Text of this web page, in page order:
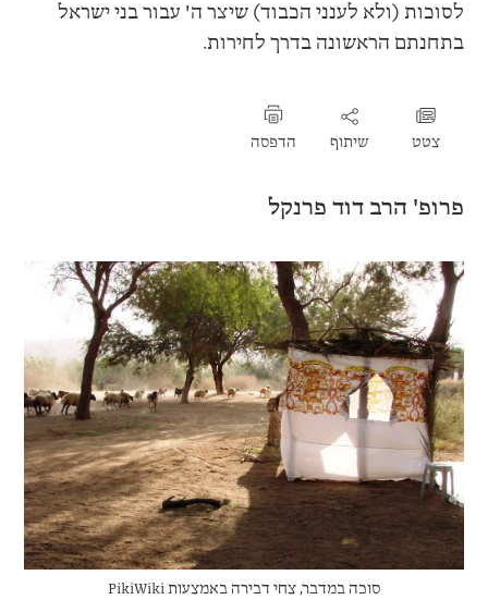
לסוכות (ולא לענני הכבוד) שיצר ה' עבור בני ישראל
בתחנתם הראשונה בדרך לחירות.
הדפסה שיתוף צטט
פרופ' הרב דוד פרנקל
סוכה במדבר, צחי דבירה באמצעות PikiWiki